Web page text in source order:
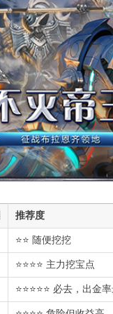
推荐度
⭐⭐ 随便挖挖
⭐⭐⭐⭐ 主力挖宝点
⭐⭐⭐⭐⭐ 必去，出金